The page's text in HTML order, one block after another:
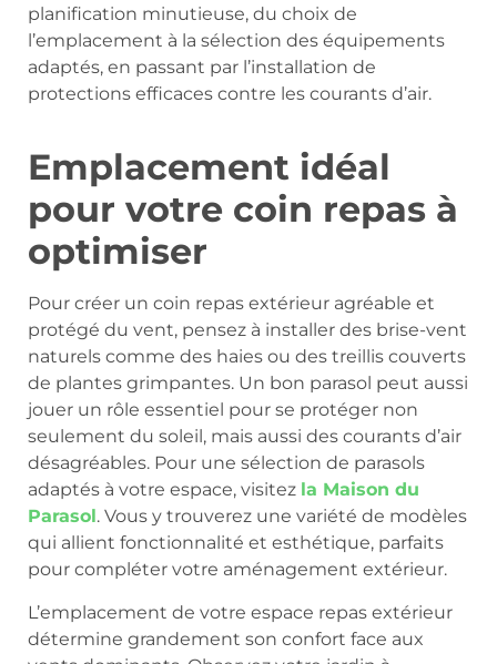
planification minutieuse, du choix de
l’emplacement à la sélection des équipements
adaptés, en passant par l’installation de
protections efficaces contre les courants d’air.
Emplacement idéal
pour votre coin repas à
optimiser
Pour créer un coin repas extérieur agréable et
protégé du vent, pensez à installer des brise-vent
naturels comme des haies ou des treillis couverts
de plantes grimpantes. Un bon parasol peut aussi
jouer un rôle essentiel pour se protéger non
seulement du soleil, mais aussi des courants d’air
désagréables. Pour une sélection de parasols
adaptés à votre espace, visitez la Maison du
Parasol . Vous y trouverez une variété de modèles
qui allient fonctionnalité et esthétique, parfaits
pour compléter votre aménagement extérieur.
L’emplacement de votre espace repas extérieur
détermine grandement son confort face aux